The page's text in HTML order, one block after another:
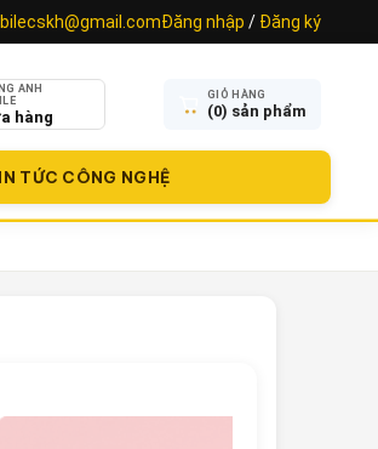
Đăng nhập / Đăng ký
ANH
hàng
GIỎ HÀNG
(0) sản phẩm
TỨC CÔNG NGHỆ